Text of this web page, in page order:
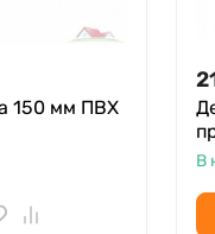
150 мм ПВХ
В